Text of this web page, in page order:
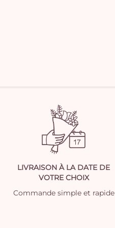
LIVRAISON À LA DATE DE
VOTRE CHOIX
Commande simple et rapide